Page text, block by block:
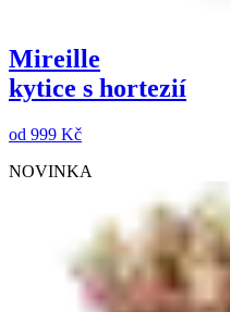
Mireille
kytice s hortezií
od 999 Kč
NOVINKA